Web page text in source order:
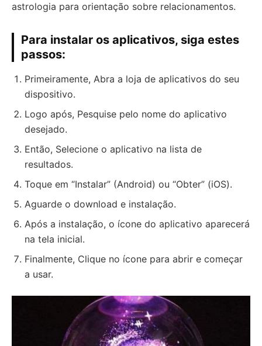
astrologia para orientação sobre relacionamentos.
Para instalar os aplicativos, siga estes
passos:
Primeiramente, Abra a loja de aplicativos do seu
dispositivo.
Logo após, Pesquise pelo nome do aplicativo
desejado.
Então, Selecione o aplicativo na lista de
resultados.
Toque em “Instalar” (Android) ou “Obter” (iOS).
Aguarde o download e instalação.
Após a instalação, o ícone do aplicativo aparecerá
na tela inicial.
Finalmente, Clique no ícone para abrir e começar
a usar.